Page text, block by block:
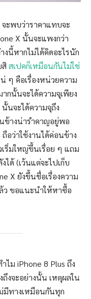
ะพบว่าราคาแทบจะ
X นั้นจะแพงกว่า
นี้หากไม่ได้คิดอะไรนัก
สิสเปคก็เหมือนกันไม่ใช่
ๆ คือเรื่องหน่วยความ
กนั้นจะได้ความจุเพียง
นจะได้ความจุถึง
ข้างน่ารำคาญอยู่พอ
อว่าใช้งานได้ค่อนข้าง
ริ่มใหญ่ขึ้นเรื่อย ๆ แถม
ได้ (เว้นแต่จะไปเก็บ
X ยังขึ้นชื่อเรื่องความ
ว ขอแนะนำให้หาซื้อ
ม iPhone 8 Plus ถึง
งจะอย่างนั้น เหตุผลใน
มีทางเหมือนกันทุก